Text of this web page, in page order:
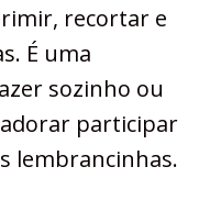
recortar e
É uma
sozinho ou
adorar participar
lembrancinhas.